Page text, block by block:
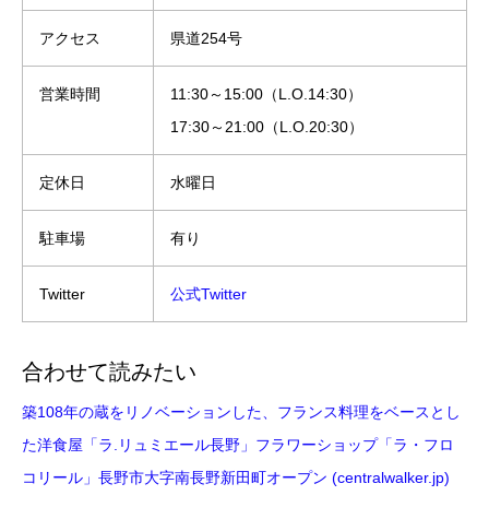
アクセス 県道254号
営業時間
11:30～15:00（L.O.14:30）
17:30～21:00（L.O.20:30）
定休日 水曜日
駐車場 有り
Twitter 公式Twitter
合わせて読みたい
築108年の蔵をリノベーションした、フランス料理をベースとし
た洋食屋「ラ.リュミエール長野」フラワーショップ「ラ・フロ
コリール」長野市大字南長野新田町オープン (centralwalker.jp)